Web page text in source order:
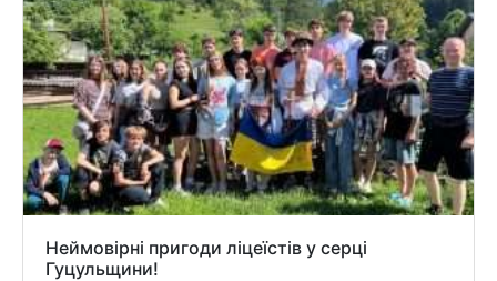
Неймовірні пригоди ліцеїстів у серці
Гуцульщини!